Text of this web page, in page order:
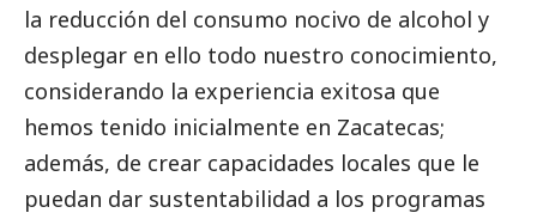
la reducción del consumo nocivo de alcohol y
desplegar en ello todo nuestro conocimiento,
considerando la experiencia exitosa que
hemos tenido inicialmente en Zacatecas;
además, de crear capacidades locales que le
puedan dar sustentabilidad a los programas